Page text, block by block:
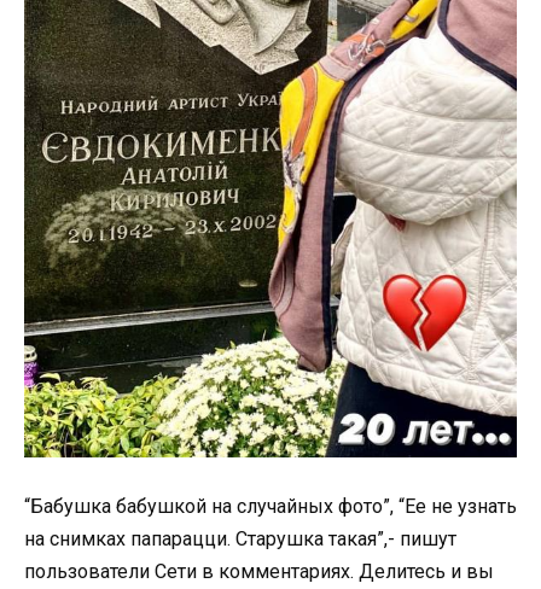
“Бабушка бабушкой на случайных фото”, “Ее не узнать
на снимках папарацци. Старушка такая”,- пишут
пользователи Сети в комментариях. Делитесь и вы